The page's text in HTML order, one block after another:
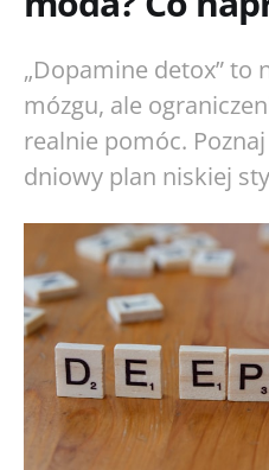
„Dopamine detox” to
mózgu, ale
realnie pomóc.
dniowy plan niskiej